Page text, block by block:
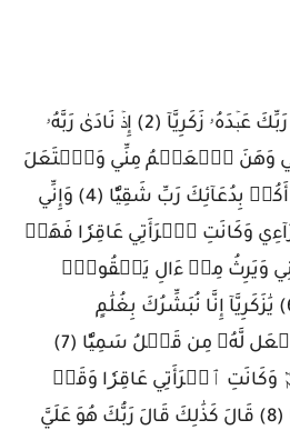
كٓهيعٓصٓ (1) ذِكۡرُ رَحۡمَتِ رَبِّكَ عَبۡدَهُۥ زَكَرِيَّآ (2) إِذۡ نَادَىٰ رَبَّهُۥ
قَالَ رَبِّ إِنِّي وَهَنَ ٱلۡعَظۡمُ مِنِّي وَٱشۡتَعَلَ
ٱلرَّأۡسُ شَيۡبٗا وَلَمۡ أَكُنۢ بِدُعَآئِكَ رَبِّ شَقِيّٗا (4) وَإِنِّي
وَكَانَتِ ٱمۡرَأَتِي عَاقِرٗا فَهَبۡ
وَلِيّٗا (5) يَرِثُنِي وَيَرِثُ مِنۡ ءَالِ يَعۡقُوبَۖ
وَٱجۡعَلۡهُ رَبِّ رَضِيّٗا (6) يَٰزَكَرِيَّآ إِنَّا نُبَشِّرُكَ بِغُلَٰمٍ
ٱسۡمُهُۥ يَحۡيَىٰ لَمۡ نَجۡعَل لَّهُۥ مِن قَبۡلُ سَمِيّٗا (7)
وَكَانَتِ ٱمۡرَأَتِي عَاقِرٗا وَقَدۡ
بَلَغۡتُ مِنَ ٱلۡكِبَرِ عِتِيّٗا (8) قَالَ كَذَٰلِكَ قَالَ رَبُّكَ هُوَ عَلَيَّ